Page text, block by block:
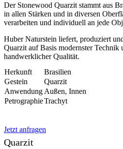
Der Stonewood Quarzit stammt aus
in allen Stärken und in diversen
verarbeiten und individuell an jede
Huber Naturstein liefert, produziert
Quarzit auf Basis modernster Technik
handwerklicher Qualität.
Herkunft
Brasilien
Gestein
Quarzit
Anwendung Außen, Innen
PetrographieTrachyt
Jetzt anfragen
Quarzit